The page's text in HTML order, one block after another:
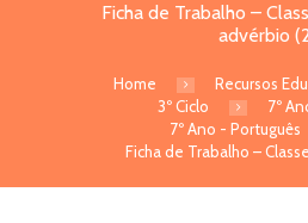
Ficha de Trabalho –
advérbio
Home
Recursos
3º Ciclo
7º
7º Ano - Português
Ficha de Trabalho –